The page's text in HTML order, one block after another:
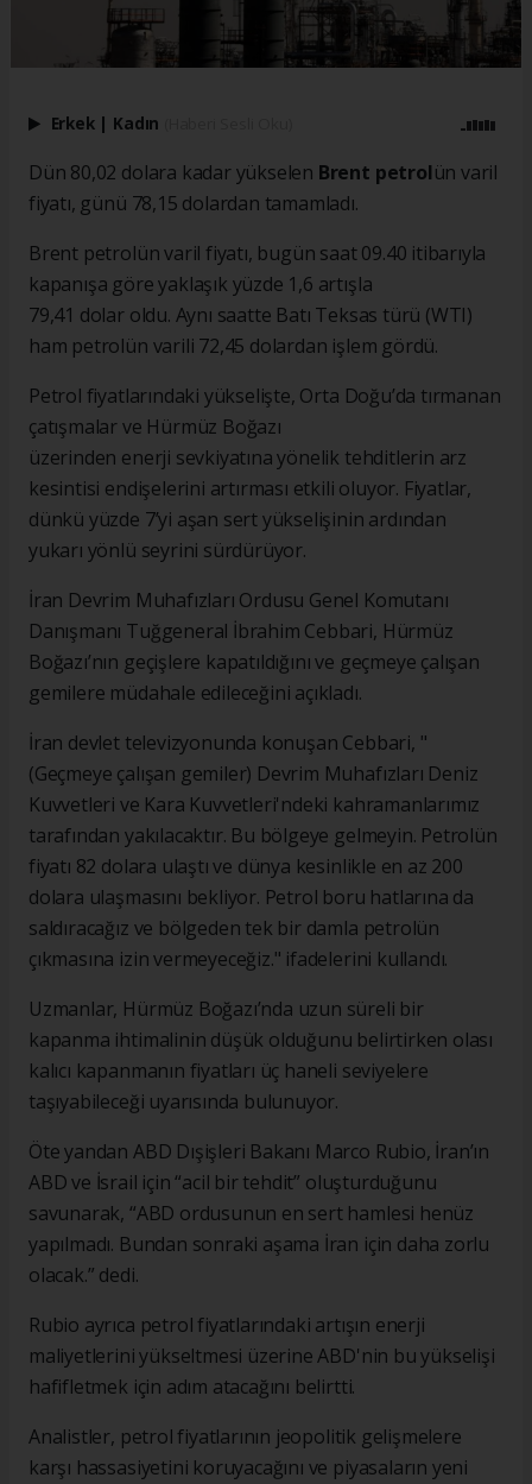
Erkek | Kadın
Dün 80,02 dolara kadar yükselen Brent petrolün varil
fiyatı, günü 78,15 dolardan tamamladı.
Brent petrolün varil fiyatı, bugün saat 09.40 itibarıyla
kapanışa göre yaklaşık yüzde 1,6 artışla
79,41 dolar oldu. Aynı saatte Batı Teksas türü (WTI)
ham petrolün varili 72,45 dolardan işlem gördü.
Petrol fiyatlarındaki yükselişte, Orta Doğu’da tırmanan
çatışmalar ve Hürmüz Boğazı
üzerinden enerji sevkiyatına yönelik tehditlerin arz
kesintisi endişelerini artırması etkili oluyor. Fiyatlar,
dünkü yüzde 7’yi aşan sert yükselişinin ardından
yukarı yönlü seyrini sürdürüyor.
İran Devrim Muhafızları Ordusu Genel Komutanı
Danışmanı Tuğgeneral İbrahim Cebbari, Hürmüz
Boğazı’nın geçişlere kapatıldığını ve geçmeye çalışan
gemilere müdahale edileceğini açıkladı.
İran devlet televizyonunda konuşan Cebbari, "
(Geçmeye çalışan gemiler) Devrim Muhafızları Deniz
Kuvvetleri ve Kara Kuvvetleri'ndeki kahramanlarımız
tarafından yakılacaktır. Bu bölgeye gelmeyin. Petrolün
fiyatı 82 dolara ulaştı ve dünya kesinlikle en az 200
dolara ulaşmasını bekliyor. Petrol boru hatlarına da
saldıracağız ve bölgeden tek bir damla petrolün
çıkmasına izin vermeyeceğiz." ifadelerini kullandı.
Uzmanlar, Hürmüz Boğazı’nda uzun süreli bir
kapanma ihtimalinin düşük olduğunu belirtirken olası
kalıcı kapanmanın fiyatları üç haneli seviyelere
taşıyabileceği uyarısında bulunuyor.
Öte yandan ABD Dışişleri Bakanı Marco Rubio, İran’ın
ABD ve İsrail için “acil bir tehdit” oluşturduğunu
savunarak, “ABD ordusunun en sert hamlesi henüz
yapılmadı. Bundan sonraki aşama İran için daha zorlu
olacak.” dedi.
Rubio ayrıca petrol fiyatlarındaki artışın enerji
maliyetlerini yükseltmesi üzerine ABD'nin bu yükselişi
hafifletmek için adım atacağını belirtti.
Analistler, petrol fiyatlarının jeopolitik gelişmelere
karşı hassasiyetini koruyacağını ve piyasaların yeni